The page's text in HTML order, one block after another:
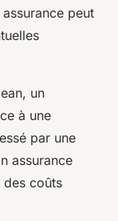
peut
un
à une
par une
assurance
des coûts